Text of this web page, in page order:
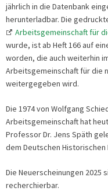
jährlich in die Datenbank
herunterladbar. Die
Arbeitsgemeinschaft für
wurde, ist ab Heft 166 auf
worden, die auch weiterhin
Arbeitsgemeinschaft für die
weitergegeben wird.
Die 1974 von Wolfgang
Arbeitsgemeinschaft hat
Professor Dr. Jens Späth
dem Deutschen Historischen
Die Neuerscheinungen 2025
recherchierbar.